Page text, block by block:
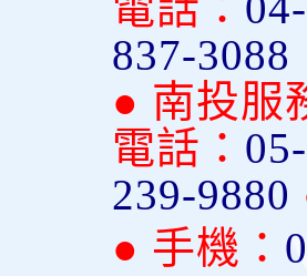
837-3088
● 南投服
電話：
239-9880
● 手機：